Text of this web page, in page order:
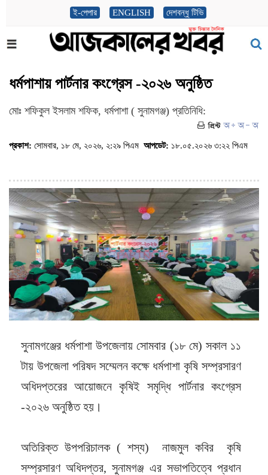
ই-পেপার ENGLISH দেশবন্ধু টিভি
ধর্মপাশায় পার্টনার কংগ্রেস -২০২৬ অনুষ্ঠিত
মোঃ শফিকুল ইসলাম শফিক, ধর্মপাশা ( সুনামগঞ্জ) প্রতিনিধি:
প্রকাশ: সোমবার, ১৮ মে, ২০২৬, ২:২৯ পিএম আপডেট: ১৮.০৫.২০২৬ ৩:২২ পিএম
সুনামগঞ্জের ধর্মপাশা উপজেলায় সোমবার (১৮ মে) সকাল ১১
টায় উপজেলা পরিষদ সম্মেলন কক্ষে ধর্মপাশা কৃষি সম্প্রসারণ
অধিদপ্তরের আয়োজনে কৃষিই সমৃদ্ধি পার্টনার কংগ্রেস
-২০২৬ অনুষ্ঠিত হয়।
অতিরিক্ত উপপরিচালক ( শস্য) নাজমুল কবির কৃষি
সম্প্রসারণ অধিদপ্তর, সুনামগঞ্জ এর সভাপতিত্বে প্রধান